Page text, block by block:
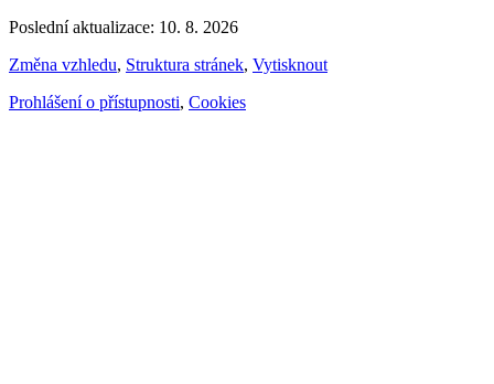
Poslední aktualizace: 10. 8. 2026
Změna vzhledu, Struktura stránek, Vytisknout
Prohlášení o přístupnosti, Cookies